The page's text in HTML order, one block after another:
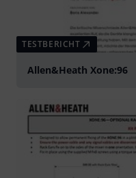
TESTBERICHT
Allen&Heath Xone:96